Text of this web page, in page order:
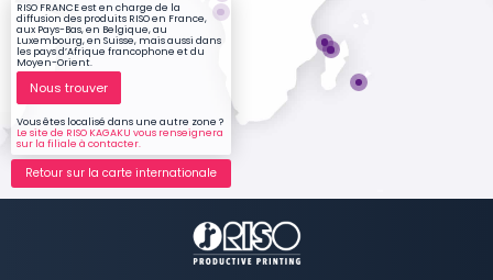
RISO FRANCE est en charge de la
diffusion des produits RISO en France,
aux Pays-Bas, en Belgique, au
Luxembourg, en Suisse, mais aussi dans
les pays d’Afrique francophone et du
Moyen-Orient.
Nous trouver
Vous êtes localisé dans une autre zone ?
Le site de RISO KAGAKU vous renseignera
sur la filiale à contacter.
Retour sur la carte internationale